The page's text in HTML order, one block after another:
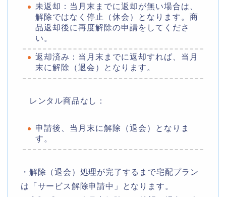
未返却：当月末までに返却が無い場合は、
解除ではなく停止（休会）となります。商
品返却後に再度解除の申請をしてくださ
い。
返却済み：当月末までに返却すれば、当月
末に解除（退会）となります。
レンタル商品なし：
申請後、当月末に解除（退会）となりま
す。
・解除（退会）処理が完了するまで宅配プラン
は「サービス解除申請中」となります。